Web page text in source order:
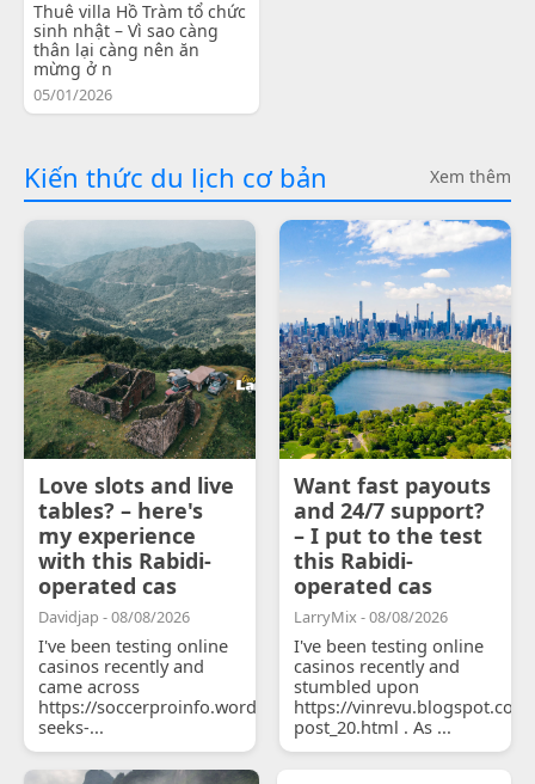
Thuê villa Hồ Tràm tổ chức
sinh nhật – Vì sao càng
thân lại càng nên ăn
mừng ở n
05/01/2026
Kiến thức du lịch cơ bản Xem thêm
Love slots and live
tables? – here's
my experience
with this Rabidi-
operated cas
Davidjap - 08/08/2026
I've been testing online
casinos recently and
came across
https://soccerproinfo.wordpress.com/2026/07/11/courtois-
seeks-...
Want fast payouts
and 24/7 support?
– I put to the test
this Rabidi-
operated cas
LarryMix - 08/08/2026
I've been testing online
casinos recently and
stumbled upon
https://
post_20.html . As ...